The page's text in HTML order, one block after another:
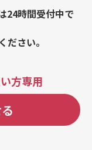
24時間受付中で
ださい。
方専用